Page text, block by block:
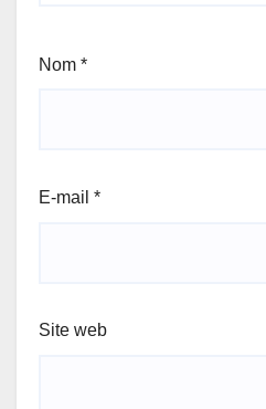
Nom *
E-mail *
Site web